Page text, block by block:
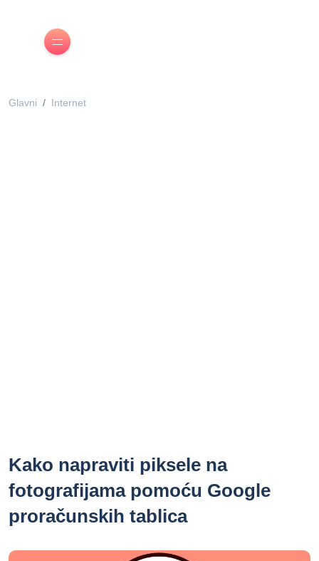
Glavni Internet
Kako napraviti piksele na
fotografijama pomoću Google
proračunskih tablica